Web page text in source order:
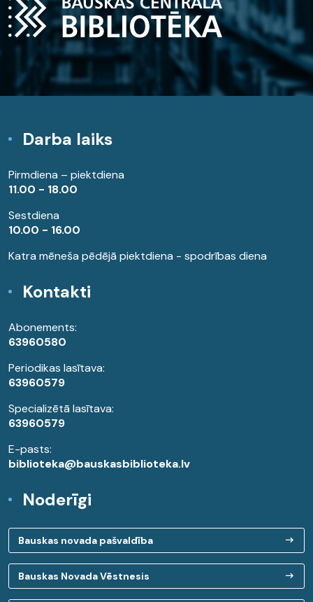
Darba laiks
Pirmdiena – piektdiena
11.00 - 18.00
Sestdiena
10.00 - 16.00
Katra mēneša pēdējā piektdiena - spodrības diena
Kontakti
Abonements:
63960580
Periodikas lasītava:
63960579
Specializētā lasītava:
63960579
E-pasts:
biblioteka@bauskasbiblioteka.lv
Noderīgi
Bauskas novada pašvaldība
Bauskas Novada Vēstnesis